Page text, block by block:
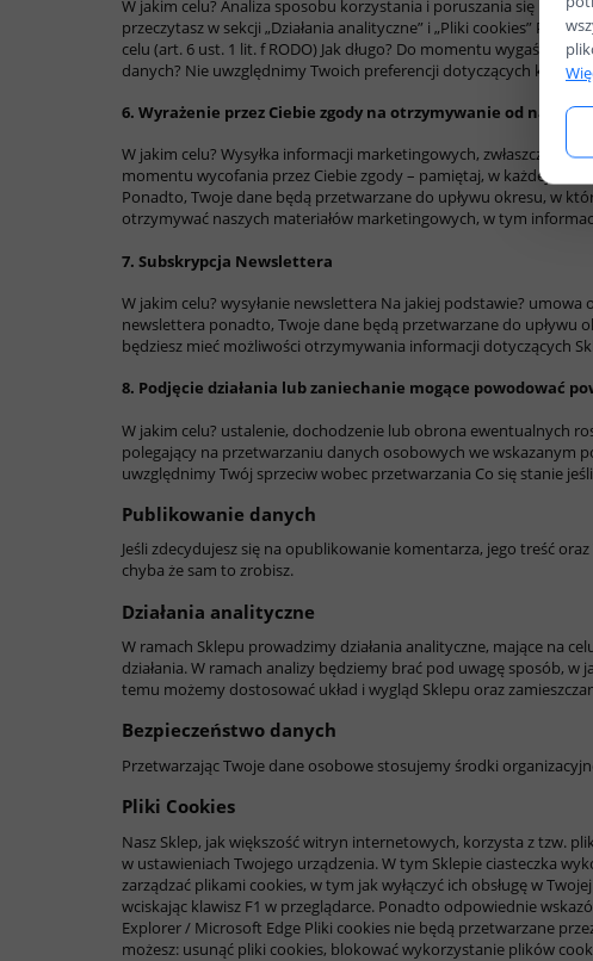
W jakim celu? Analiza sposobu korzystania i poruszania się
przeczytasz w sekcji „Działania analityczne” i „Pliki cookies”
celu (art. 6 ust. 1 lit. f RODO) Jak długo? Do momentu wygaśnięcia
danych? Nie uwzględnimy Twoich preferencji dotyczących
6. Wyrażenie przez Ciebie zgody na otrzymywanie od nas
W jakim celu? Wysyłka informacji marketingowych, zwłaszcza
momentu wycofania przez Ciebie zgody – pamiętaj, w każdej
Ponadto, Twoje dane będą przetwarzane do upływu okresu, w
otrzymywać naszych materiałów marketingowych, w tym
7. Subskrypcja Newslettera
W jakim celu? wysyłanie newslettera Na jakiej podstawie? umowa
newslettera ponadto, Twoje dane będą przetwarzane do upływu
będziesz mieć możliwości otrzymywania informacji dotyczących
8. Podjęcie działania lub zaniechanie mogące powodować
W jakim celu? ustalenie, dochodzenie lub obrona ewentualnych
polegający na przetwarzaniu danych osobowych we wskazanym
uwzględnimy Twój sprzeciw wobec przetwarzania Co się stanie
Publikowanie danych
Jeśli zdecydujesz się na opublikowanie komentarza, jego treść
chyba że sam to zrobisz.
Działania analityczne
W ramach Sklepu prowadzimy działania analityczne, mające na
działania. W ramach analizy będziemy brać pod uwagę sposób, w
temu możemy dostosować układ i wygląd Sklepu oraz
Bezpieczeństwo danych
Przetwarzając Twoje dane osobowe stosujemy środki
Pliki Cookies
Nasz Sklep, jak większość witryn internetowych, korzysta z tzw.
w ustawieniach Twojego urządzenia. W tym Sklepie ciasteczka
zarządzać plikami cookies, w tym jak wyłączyć ich obsługę w
wciskając klawisz F1 w przeglądarce. Ponadto odpowiednie
Explorer / Microsoft Edge Pliki cookies nie będą przetwarzane
możesz: usunąć pliki cookies, blokować wykorzystanie plików